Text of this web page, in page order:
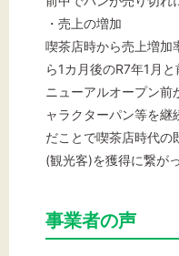
・売上の増加
喫茶店時から売上増加
ら1カ月後のR7年1月
ニューアルオープン
ャラクターパン等を継
だことで喫茶店時代の
(観光客)を獲得に繋が
事業者の声